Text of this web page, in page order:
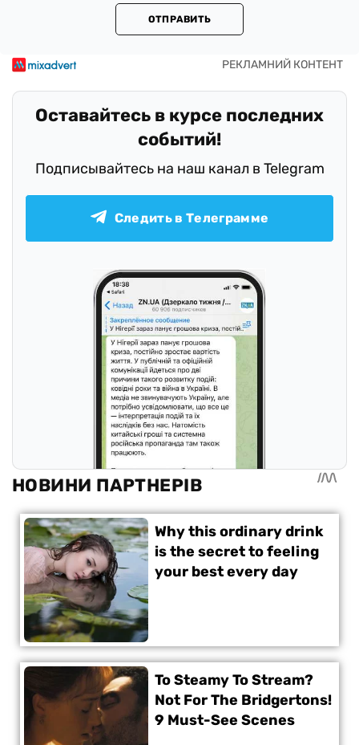
ОТПРАВИТЬ
Оставайтесь в курсе последних
событий!
Подписывайтесь на наш канал в Telegram
Следить в Телеграмме